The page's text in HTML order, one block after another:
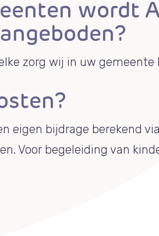
wordt
zorg wij in uw gemeente
eigen bijdrage berekend
Voor begeleiding van